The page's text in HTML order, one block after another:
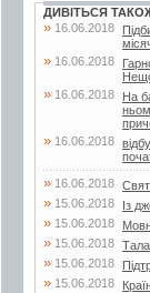
ДИВІТЬСЯ
» 16.06.2018
» 16.06.2018
» 16.06.2018
На
» 16.06.2018
» 16.06.2018
» 15.06.2018 Із
» 15.06.2018
» 15.06.2018
» 15.06.2018
» 15.06.2018